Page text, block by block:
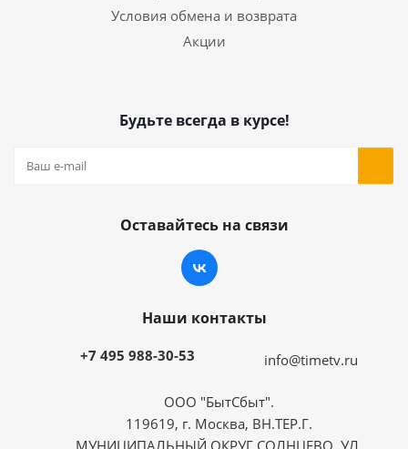
Условия обмена и возврата
Акции
Будьте всегда в курсе!
Оставайтесь на связи
Наши контакты
+7 495 988-30-53 info@timetv.ru
ООО "БытСбыт".
119619, г. Москва, ВН.ТЕР.Г.
МУНИЦИПАЛЬНЫЙ ОКРУГ СОЛНЦЕВО, УЛ.